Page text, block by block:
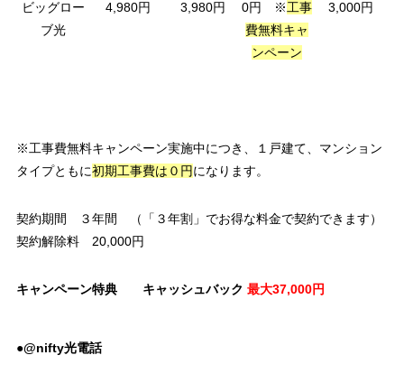
ビッグロー
ブ光
4,980円 3,980円 0円 ※工事
費無料キャ
ンペーン
3,000円
※工事費無料キャンペーン実施中につき、１戸建て、マンション
タイプともに初期工事費は０円になります。
契約期間 ３年間 （「３年割」でお得な料金で契約できます）
契約解除料 20,000円
キャンペーン特典 キャッシュバック 最大37,000円
●@nifty光電話